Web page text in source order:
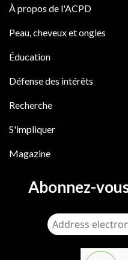
À propos de l'ACPD
Peau, cheveux et ongles
Éducation
Défense des intérêts
Recherche
S'impliquer
Magazine
Abonnez-